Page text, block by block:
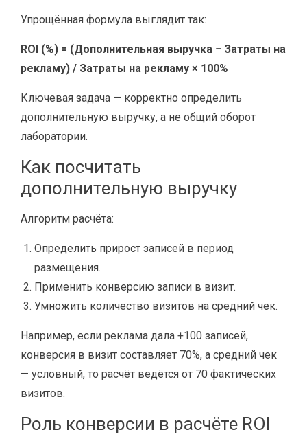
Упрощённая формула выглядит так:
ROI (%) = (Дополнительная выручка − Затраты на
рекламу) / Затраты на рекламу × 100%
Ключевая задача — корректно определить
дополнительную выручку, а не общий оборот
лаборатории.
Как посчитать
дополнительную выручку
Алгоритм расчёта:
Определить прирост записей в период
размещения.
Применить конверсию записи в визит.
Умножить количество визитов на средний чек.
Например, если реклама дала +100 записей,
конверсия в визит составляет 70%, а средний чек
— условный, то расчёт ведётся от 70 фактических
визитов.
Роль конверсии в расчёте ROI